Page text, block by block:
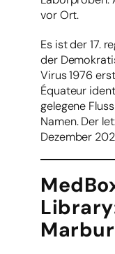
vor Ort.
Es ist der 17.
der
Virus 1976
Équateur
gelegene
Namen. Der
Dezember